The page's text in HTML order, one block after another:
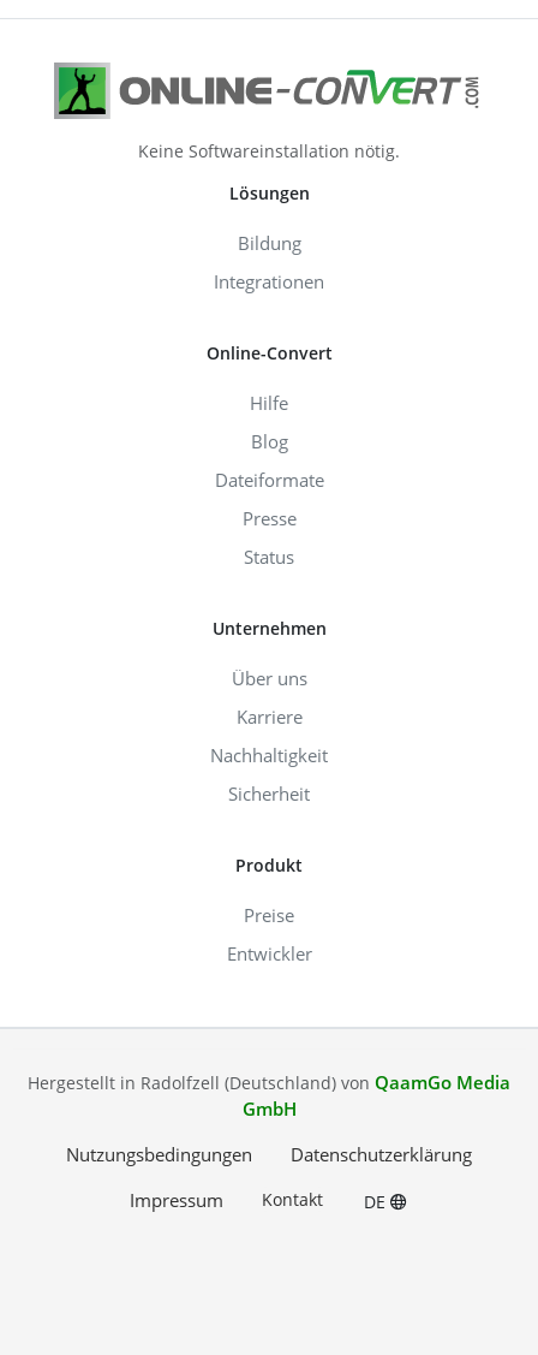
Keine Softwareinstallation nötig.
Lösungen
Bildung
Integrationen
Online-Convert
Hilfe
Blog
Dateiformate
Presse
Status
Unternehmen
Über uns
Karriere
Nachhaltigkeit
Sicherheit
Produkt
Preise
Entwickler
Hergestellt in Radolfzell (Deutschland) von QaamGo Media
GmbH
Nutzungsbedingungen
Datenschutzerklärung
Impressum
Kontakt DE